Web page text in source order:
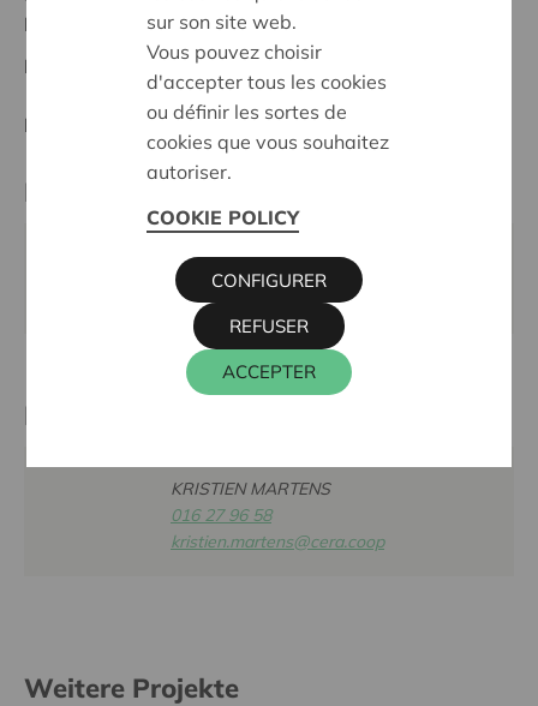
Noorderkempen
Datum:
21/02/2024
Entscheidung:Approved
Partner
VELT GROENE DRIEHOEK, ST
WILLEBRORDUSSTRAAT 18, 2990 WUUSTWEZEL
Kontaktperson
KRISTIEN MARTENS
016 27 96 58
kristien.martens@cera.coop
Weitere Projekte
sur son site web.
Vous pouvez choisir
d'accepter tous les cookies
ou définir les sortes de
cookies que vous souhaitez
autoriser.
COOKIE POLICY
ACCEPTER
REFUSER
CONFIGURER